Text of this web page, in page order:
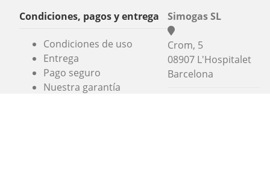
Condiciones, pagos y entrega
Condiciones de uso
Entrega
Pago seguro
Nuestra garantía
Simogas SL
Crom, 5
08907 L'Hospitalet
Barcelona